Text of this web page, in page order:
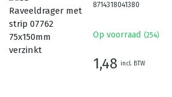
8714318041380
Op voorraad (254)
1,48 incl. BTW